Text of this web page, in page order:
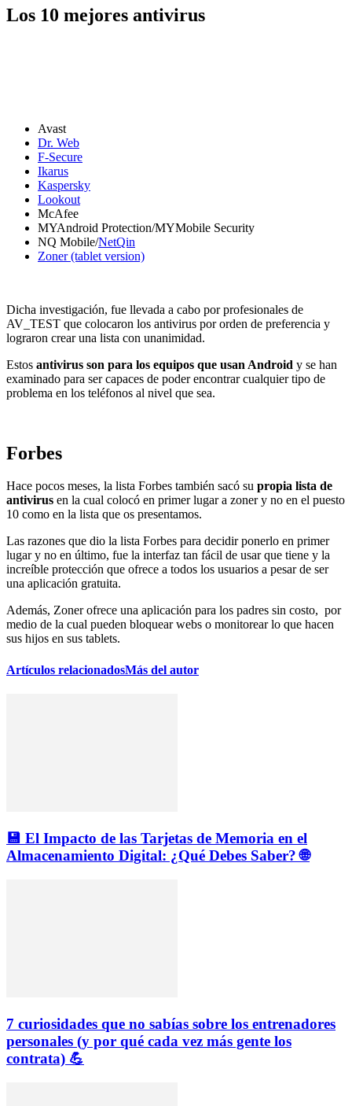
Los 10 mejores antivirus
Avast
Dr. Web
F-Secure
Ikarus
Kaspersky
Lookout
McAfee
MYAndroid Protection/MYMobile Security
NQ Mobile/NetQin
Zoner (tablet version)
Dicha investigación, fue llevada a cabo por profesionales de
AV_TEST que colocaron los antivirus por orden de preferencia y
lograron crear una lista con unanimidad.
Estos antivirus son para los equipos que usan Android y se han
examinado para ser capaces de poder encontrar cualquier tipo de
problema en los teléfonos al nivel que sea.
Forbes
Hace pocos meses, la lista Forbes también sacó su propia lista de
antivirus en la cual colocó en primer lugar a zoner y no en el puesto
10 como en la lista que os presentamos.
Las razones que dio la lista Forbes para decidir ponerlo en primer
lugar y no en último, fue la interfaz tan fácil de usar que tiene y la
increíble protección que ofrece a todos los usuarios a pesar de ser
una aplicación gratuita.
Además, Zoner ofrece una aplicación para los padres sin costo, por
medio de la cual pueden bloquear webs o monitorear lo que hacen
sus hijos en sus tablets.
Artículos relacionadosMás del autor
💾 El Impacto de las Tarjetas de Memoria en el
Almacenamiento Digital: ¿Qué Debes Saber? 🌐
7 curiosidades que no sabías sobre los entrenadores
personales (y por qué cada vez más gente los
contrata) 💪